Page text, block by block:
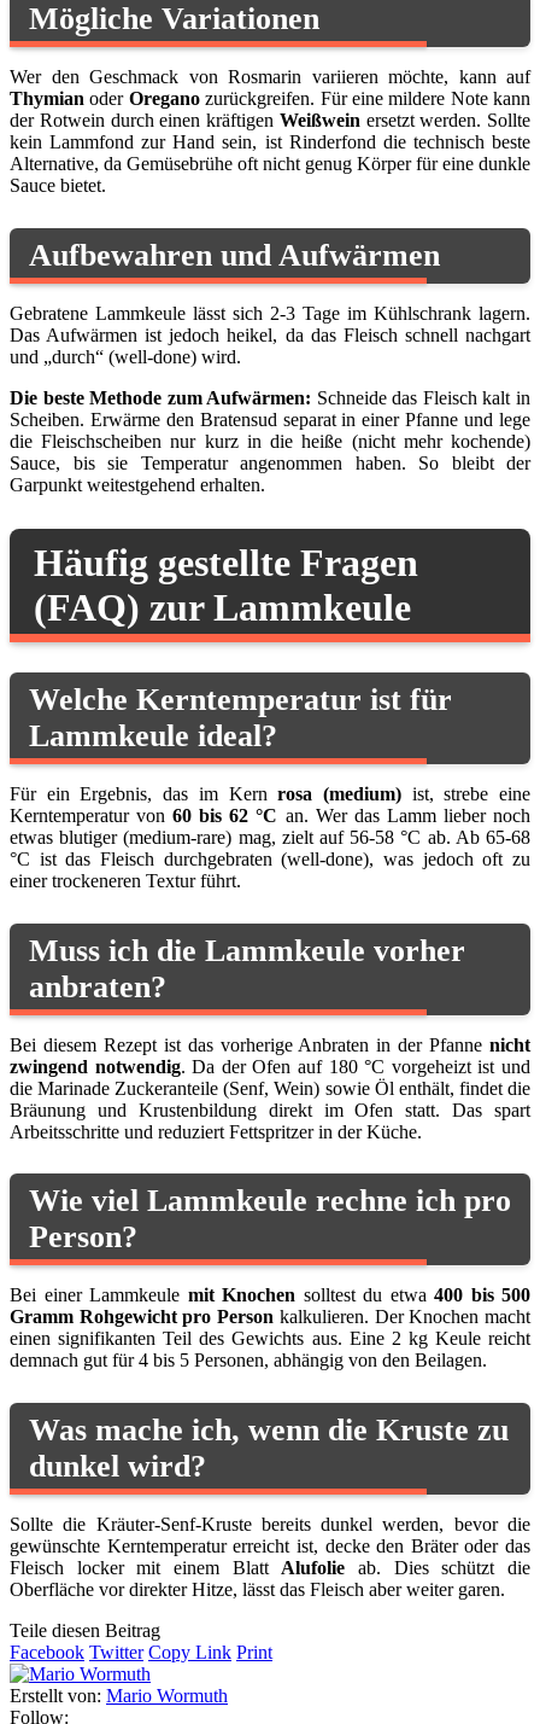
Mögliche Variationen
Wer den Geschmack von Rosmarin variieren möchte, kann auf
Thymian oder Oreganozurückgreifen. Für eine mildere Note kann
der Rotwein durch einen kräftigen Weißwein ersetzt werden. Sollte
kein Lammfond zur Hand sein, ist Rinderfond die technisch beste
Alternative, da Gemüsebrühe oft nicht genug Körper für eine dunkle
Sauce bietet.
Aufbewahren und Aufwärmen
Gebratene Lammkeule lässt sich 2-3 Tage im Kühlschrank lagern.
Das Aufwärmen ist jedoch heikel, da das Fleisch schnell nachgart
und „durch“ (well-done) wird.
Die beste Methode zum Aufwärmen: Schneide das Fleisch kalt in
Scheiben. Erwärme den Bratensud separat in einer Pfanne und lege
die Fleischscheiben nur kurz in die heiße (nicht mehr kochende)
Sauce, bis sie Temperatur angenommen haben. So bleibt der
Garpunkt weitestgehend erhalten.
Häufig gestellte Fragen
(FAQ) zur Lammkeule
Welche Kerntemperatur ist für
Lammkeule ideal?
Für ein Ergebnis, das im Kernrosa (medium)ist, strebe eine
Kerntemperatur von60 bis 62 °C an. Wer das Lamm lieber noch
etwas blutiger (medium-rare) mag, zielt auf 56-58 °C ab. Ab 65-68
°C ist das Fleisch durchgebraten (well-done), was jedoch oft zu
einer trockeneren Textur führt.
Muss ich die Lammkeule vorher
anbraten?
Bei diesem Rezept ist das vorherige Anbraten in der Pfanne nicht
zwingend notwendig. Da der Ofen auf 180 °C vorgeheizt ist und
die Marinade Zuckeranteile (Senf, Wein) sowie Öl enthält, findet die
Bräunung und Krustenbildung direkt im Ofen statt. Das spart
Arbeitsschritte und reduziert Fettspritzer in der Küche.
Wie viel Lammkeule rechne ich pro
Person?
Bei einer Lammkeule mit Knochen solltest du etwa 400 bis 500
Gramm Rohgewicht pro Person kalkulieren. Der Knochen macht
einen signifikanten Teil des Gewichts aus. Eine 2 kg Keule reicht
demnach gut für 4 bis 5 Personen, abhängig von den Beilagen.
Was mache ich, wenn die Kruste zu
dunkel wird?
Sollte die Kräuter-Senf-Kruste bereits dunkel werden, bevor die
gewünschte Kerntemperatur erreicht ist, decke den Bräter oder das
Fleisch locker mit einem Blatt Alufolie ab. Dies schützt die
Oberfläche vor direkter Hitze, lässt das Fleisch aber weiter garen.
Teile diesen Beitrag
Facebook Twitter Copy Link Print
Erstellt von: Mario Wormuth
Follow: